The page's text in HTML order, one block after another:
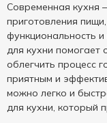
Современная кухня
приготовления
функциональность
для кухни помогает
облегчить процесс
приятным и
можно легко и
для кухни, который